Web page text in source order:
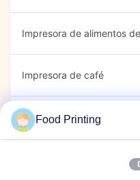
Impresora de alimentos
Impresora de café
Marcadores Comestibles
Food Printing